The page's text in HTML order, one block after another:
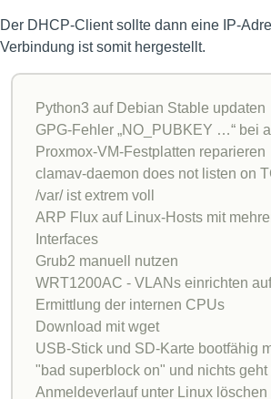
Der DHCP-Client sollte dann eine IP-
Verbindung ist somit hergestellt.
Python3 auf Debian Stable updaten
GPG-Fehler „NO_PUBKEY …“ bei
Proxmox-VM-Festplatten reparieren
clamav-daemon does not listen on
/var/ ist extrem voll
ARP Flux auf Linux-Hosts mit
Interfaces
Grub2 manuell nutzen
WRT1200AC - VLANs einrichten
Ermittlung der internen CPUs
Download mit wget
USB-Stick und SD-Karte bootfähig
"bad superblock on" und nichts geht
Anmeldeverlauf unter Linux löschen